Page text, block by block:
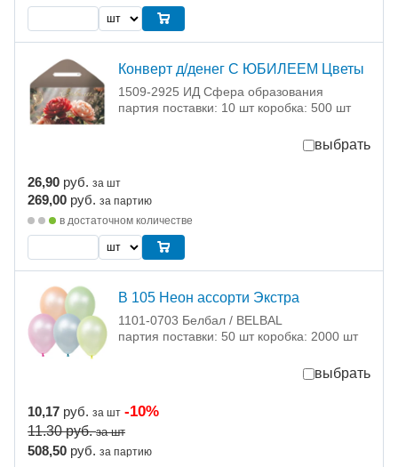
Конверт д/денег С ЮБИЛЕЕМ Цветы
1509-2925 ИД Сфера образования
партия поставки: 10 шт коробка: 500 шт
выбрать
26,90 руб. за шт
269,00 руб. за партию
в достаточном количестве
В 105 Неон ассорти Экстра
1101-0703 Белбал / BELBAL
партия поставки: 50 шт коробка: 2000 шт
выбрать
10,17 руб. за шт -10%
11.30руб. за шт
508,50 руб. за партию